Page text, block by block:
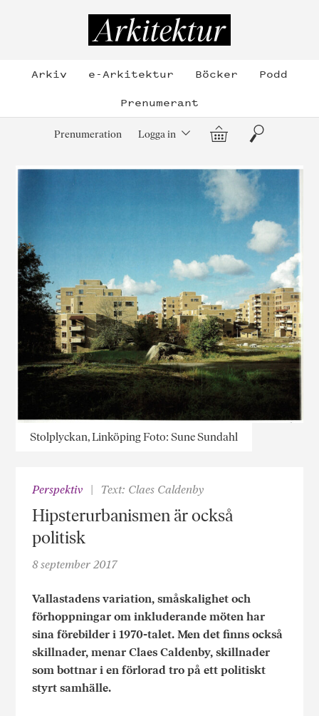
Arkiv e-Arkitektur Böcker
Podd
Prenumerant
Prenumeration Logga in Varukorg
Sök
Stolplyckan, Linköping Foto: Sune Sundahl
Perspektiv Text: Claes Caldenby
Hipsterurbanismen är också
politisk
8 september 2017
Vallastadens variation, småskalighet och
förhoppningar om inkluderande möten har
sina förebilder i 1970-talet. Men det finns också
skillnader, menar Claes Caldenby, skillnader
som bottnar i en förlorad tro på ett politiskt
styrt samhälle.